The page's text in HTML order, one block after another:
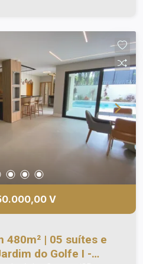
futebol; - Quadra de
caminhada e muito mais...
ao bairro Villa Branca,
escolas, farmácias,
Há apenas 10
e fácil acesso à
a sua
V
480m² | 05 suítes e
do Golfe I -